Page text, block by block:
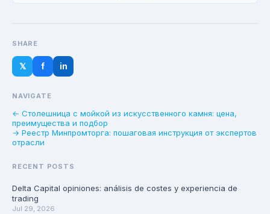
SHARE
𝕏 f in
NAVIGATE
← Столешница с мойкой из искусственного камня: цена,
преимущества и подбор
→ Реестр Минпромторга: пошаговая инструкция от экспертов
отрасли
RECENT POSTS
Delta Capital opiniones: análisis de costes y experiencia de
trading
Jul 29, 2026